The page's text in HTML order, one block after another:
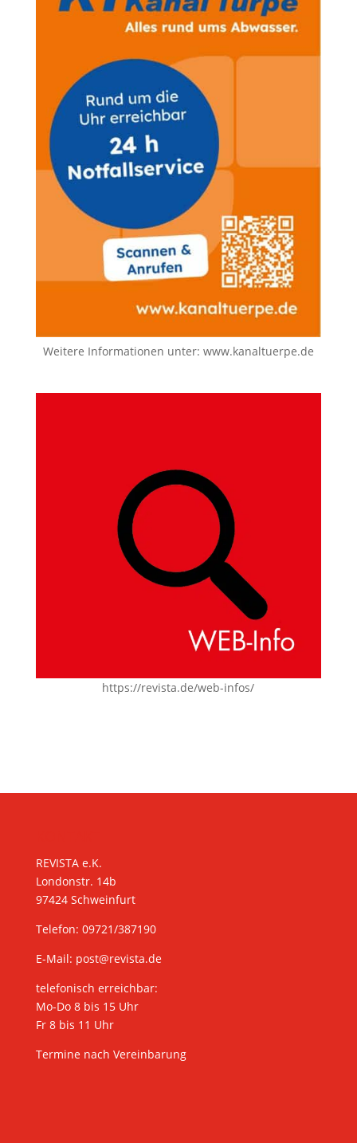
Weitere Informationen unter: www.kanaltuerpe.de
https://revista.de/web-infos/
REVISTA e.K.
Londonstr. 14b
97424 Schweinfurt
Telefon: 09721/387190
E-Mail: post@revista.de
telefonisch erreichbar:
Mo-Do 8 bis 15 Uhr
Fr 8 bis 11 Uhr
Termine nach Vereinbarung